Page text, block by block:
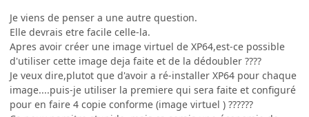
Je viens de penser a une autre question.
Elle devrais etre facile celle-la.
Apres avoir créer une image virtuel de XP64,est-ce possible
d'utiliser cette image deja faite et de la dédoubler ????
Je veux dire,plutot que d'avoir a ré-installer XP64 pour chaque
image....puis-je utiliser la premiere qui sera faite et configuré
pour en faire 4 copie conforme (image virtuel ) ??????